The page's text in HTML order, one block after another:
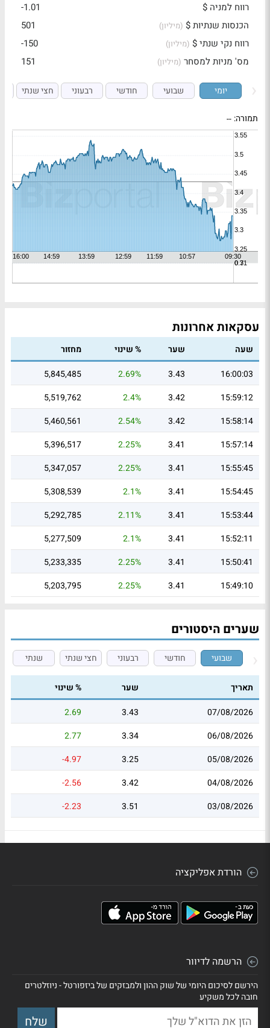
רווח למניה $
-1.01
הכנסות שנתיות $ (מיליון)
501
רווח נקי שנתי $ (מיליון)
-150
מס' מניות למסחר (מיליון) 151
יומי שבועי חודשי רבעוני חצי שנתי
תמורה: --
עסקאות אחרונות
שעה שער % שינוי
מחזור
16:00:03
3.43
2.69%
5,845,485
15:59:12
3.42
2.4%
5,519,762
15:58:14
3.42
2.54%
5,460,561
15:57:14
3.41
2.25%
5,396,517
15:55:45
3.41
2.25%
5,347,057
15:54:45
3.41
2.1%
5,308,539
15:53:44
3.41
2.11%
5,292,785
15:52:11
3.41
2.1%
5,277,509
15:50:41
3.41
2.25%
5,233,335
15:49:10
3.41
2.25%
5,203,795
שערים היסטורים
שבועי חודשי רבעוני חצי שנתי שנתי
תאריך שער
% שינוי
07/08/2026
3.43
2.69
06/08/2026
3.34
2.77
05/08/2026
3.25
-4.97
04/08/2026
3.42
-2.56
03/08/2026
3.51
-2.23
הורדת אפליקציה
הרשמה לדיוור
הירשם לסיכום היומי של שוק ההון ולמבזקים של ביזפורטל - ניוזלטרים
חובה לכל משקיע